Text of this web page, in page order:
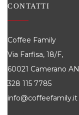
CONTATTI
Coffee Family
Via Farfisa, 18/F,
60021 Camerano AN
328 115 7785
info@coffeefamily.it